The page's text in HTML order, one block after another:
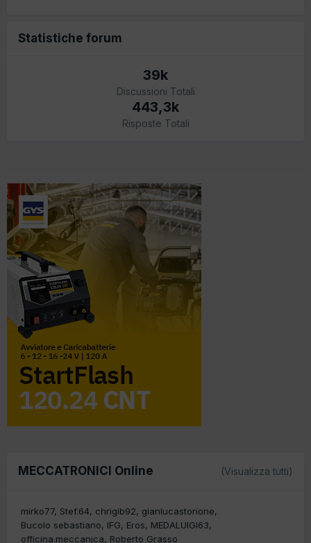
Statistiche forum
39k
Discussioni Totali
443,3k
Risposte Totali
MECCATRONICI Online (Visualizza tutti)
mirko77 Stef.64 chrigib92
gianlucastorione
Bucolo sebastiano
IFG Eros
MEDALUIGI63
officina.meccanica
Roberto Grasso